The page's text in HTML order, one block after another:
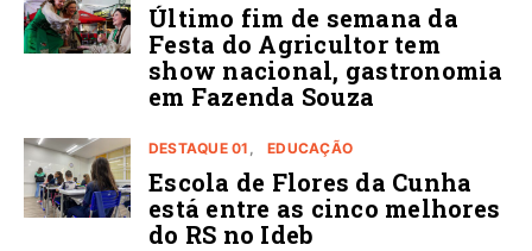
Último fim de semana da
Festa do Agricultor tem
show nacional, gastronomia
em Fazenda Souza
DESTAQUE 01 EDUCAÇÃO
Escola de Flores da Cunha
está entre as cinco melhores
do RS no Ideb